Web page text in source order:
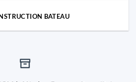
BATEAU